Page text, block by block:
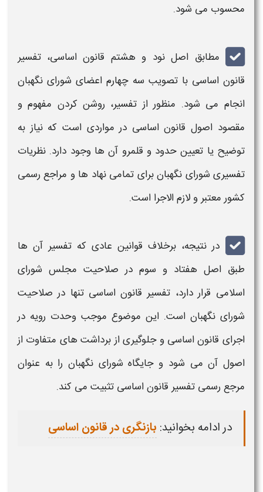
محسوب می شود.
مطابق اصل نود و هشتم قانون اساسی، تفسیر
قانون اساسی با تصویب سه چهارم اعضای شورای نگهبان
انجام می شود. منظور از تفسیر، روشن کردن مفهوم و
مقصود اصول قانون اساسی در مواردی است که نیاز به
توضیح یا تعیین حدود و قلمرو آن ها وجود دارد. نظریات
تفسیری شورای نگهبان برای تمامی نهاد ها و مراجع رسمی
کشور معتبر و لازم الاجرا است.
در نتیجه، برخلاف قوانین عادی که تفسیر آن ها
طبق اصل هفتاد و سوم در صلاحیت مجلس شورای
اسلامی قرار دارد، تفسیر قانون اساسی تنها در صلاحیت
شورای نگهبان است. این موضوع موجب وحدت رویه در
اجرای قانون اساسی و جلوگیری از برداشت های متفاوت از
اصول آن می شود و جایگاه شورای نگهبان را به عنوان
مرجع رسمی تفسیر قانون اساسی تثبیت می کند.
در ادامه بخوانید: بازنگری در قانون اساسی